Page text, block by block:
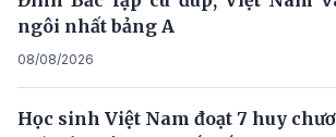
ngôi nhất bảng A
08/08/2026
Học sinh Việt Nam đoạt 7 huy